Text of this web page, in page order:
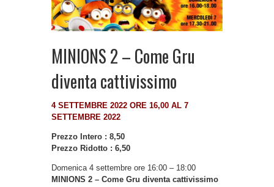
MINIONS 2 – Come Gru
diventa cattivissimo
4 SETTEMBRE 2022 ORE 16,00 AL 7
SETTEMBRE 2022
Prezzo Intero : 8,50
Prezzo Ridotto : 6,50
Domenica 4 settembre ore 16:00 – 18:00
MINIONS 2 – Come Gru diventa cattivissimo